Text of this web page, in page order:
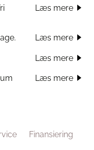
Læs mere
Læs mere
Læs mere
Læs mere
Finansiering